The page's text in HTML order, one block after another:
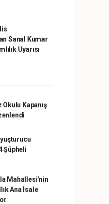
Sanal Kumar
Uyarısı
Okulu Kapanış
Şüpheli
Mahallesi'nin
Ana İsale